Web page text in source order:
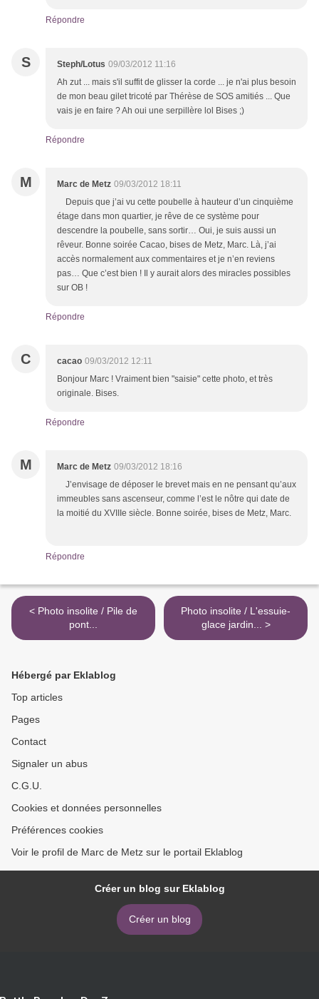
Répondre
S Steph/Lotus 09/03/2012 11:16
Ah zut ... mais s'il suffit de glisser la corde ... je n'ai plus besoin
de mon beau gilet tricoté par Thérèse de SOS amitiés ... Que
vais je en faire ? Ah oui une serpillère lol Bises ;)
Répondre
M Marc de Metz 09/03/2012 18:11
Depuis que j’ai vu cette poubelle à hauteur d’un cinquième
étage dans mon quartier, je rêve de ce système pour
descendre la poubelle, sans sortir… Oui, je suis aussi un
rêveur. Bonne soirée Cacao, bises de Metz, Marc. Là, j’ai
accès normalement aux commentaires et je n’en reviens
pas… Que c’est bien ! Il y aurait alors des miracles possibles
sur OB !
Répondre
C cacao 09/03/2012 12:11
Bonjour Marc ! Vraiment bien "saisie" cette photo, et très
originale. Bises.
Répondre
M Marc de Metz 09/03/2012 18:16
J’envisage de déposer le brevet mais en ne pensant qu’aux
immeubles sans ascenseur, comme l’est le nôtre qui date de
la moitié du XVIIIe siècle. Bonne soirée, bises de Metz, Marc.
Répondre
< Photo insolite / Pile de
pont...
Photo insolite / L'essuie-
glace jardin... >
Hébergé par Eklablog
Top articles
Pages
Contact
Signaler un abus
C.G.U.
Cookies et données personnelles
Préférences cookies
Voir le profil de Marc de Metz sur le portail Eklablog
Créer un blog sur Eklablog
Créer un blog